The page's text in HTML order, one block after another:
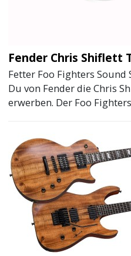
Fender Chris Shiflett
Fetter Foo Fighters
Du von Fender die Chris
erwerben. Der Foo